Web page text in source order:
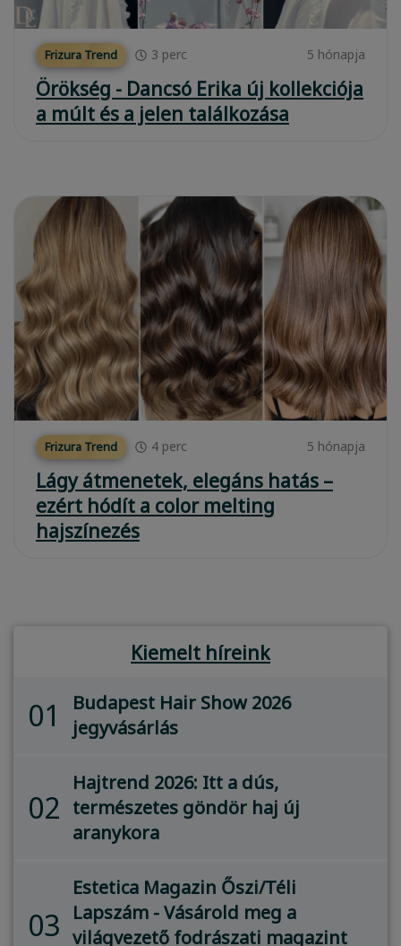
Frizura Trend 3 perc 5 hónapja
Örökség - Dancsó Erika új kollekciója
a múlt és a jelen találkozása
Frizura Trend 4 perc 5 hónapja
Lágy átmenetek, elegáns hatás –
ezért hódít a color melting
hajszínezés
Kiemelt híreink
01
Budapest Hair Show 2026
jegyvásárlás
02
Hajtrend 2026: Itt a dús,
természetes göndör haj új
aranykora
03
Estetica Magazin Őszi/Téli
Lapszám - Vásárold meg a
világvezető fodrászati magazint